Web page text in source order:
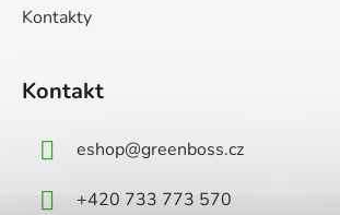
Kontakty
Kontakt
eshop@greenboss.cz
+420 733 773 570